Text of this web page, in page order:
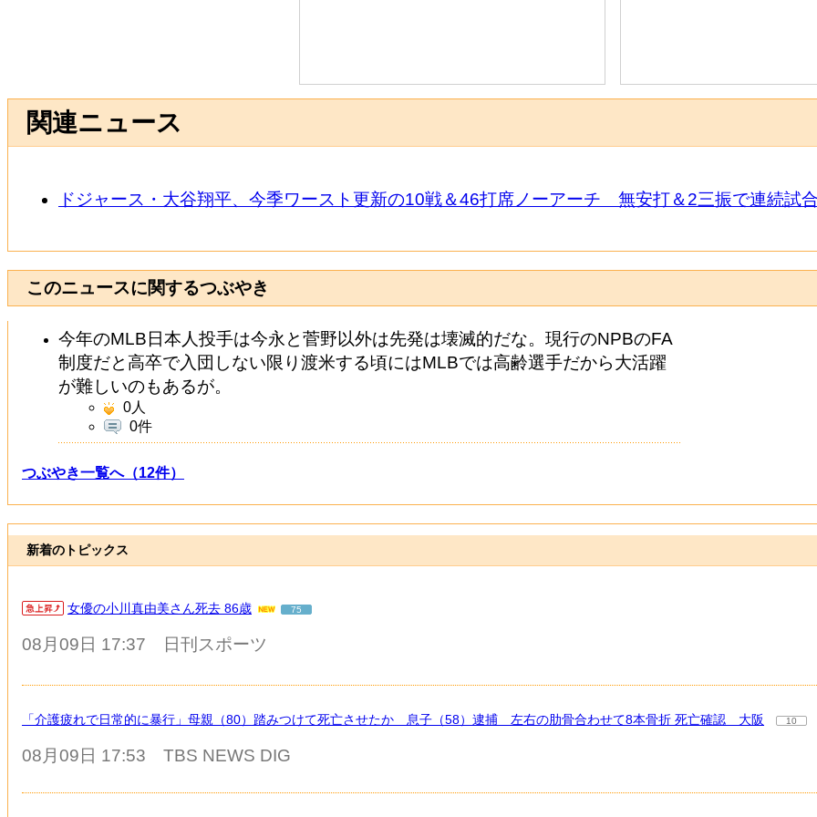
関連ニュース
ドジャース・大谷翔平、今季ワースト更新の10戦＆46打席ノーアーチ 無安打＆2三振で連続試
このニュースに関するつぶやき
今年のMLB日本人投手は今永と菅野以外は先発は壊滅的だな。現行のNPBのFA
制度だと高卒で入団しない限り渡米する頃にはMLBでは高齢選手だから大活躍
が難しいのもあるが。
0人
0件
つぶやき一覧へ（12件）
新着のトピックス
女優の小川真由美さん死去 86歳 75
08月09日 17:37 日刊スポーツ
「介護疲れで日常的に暴行」母親（80）踏みつけて死亡させたか 息子（58）逮捕 左右の肋骨合わせて8本骨折 死亡確認 大阪 10
08月09日 17:53 TBS NEWS DIG